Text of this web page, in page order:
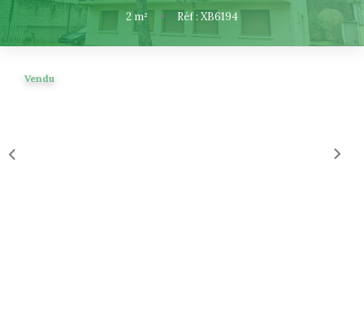
NOUS CONNAITRE
2 m² • Réf : XB6194
Vendu